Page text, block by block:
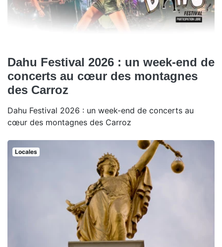
Dahu Festival 2026 : un week-end de
concerts au cœur des montagnes
des Carroz
Dahu Festival 2026 : un week-end de concerts au
cœur des montagnes des Carroz
Locales